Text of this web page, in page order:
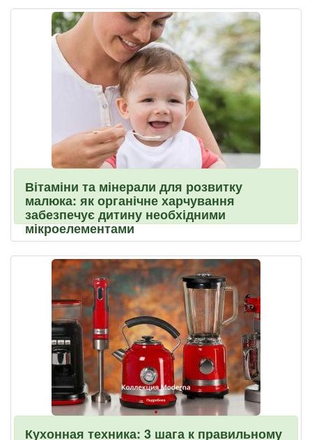
Вітаміни та мінерали для розвитку
малюка: як органічне харчування
забезпечує дитину необхідними
мікроелементами
Кухонная техника: 3 шага к правильному